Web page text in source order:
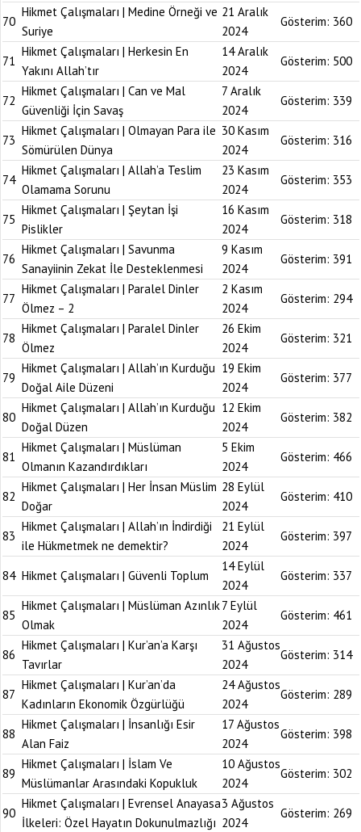
70
Hikmet Çalışmaları | Medine Örneği ve
Suriye
21 Aralık
2024
Gösterim: 360
71
Hikmet Çalışmaları | Herkesin En
Yakını Allah’tır
14 Aralık
2024
Gösterim: 500
72
Hikmet Çalışmaları | Can ve Mal
Güvenliği İçin Savaş
7 Aralık
2024
Gösterim: 339
73
Hikmet Çalışmaları | Olmayan Para ile
Sömürülen Dünya
30 Kasım
2024
Gösterim: 316
74
Hikmet Çalışmaları | Allah’a Teslim
Olamama Sorunu
23 Kasım
2024
Gösterim: 353
75
Hikmet Çalışmaları | Şeytan İşi
Pislikler
16 Kasım
2024
Gösterim: 318
76
Hikmet Çalışmaları | Savunma
Sanayiinin Zekat İle Desteklenmesi
9 Kasım
2024
Gösterim: 391
77
Hikmet Çalışmaları | Paralel Dinler
Ölmez – 2
2 Kasım
2024
Gösterim: 294
78
Hikmet Çalışmaları | Paralel Dinler
Ölmez
26 Ekim
2024
Gösterim: 321
79
Hikmet Çalışmaları | Allah’ın Kurduğu
Doğal Aile Düzeni
19 Ekim
2024
Gösterim: 377
80
Hikmet Çalışmaları | Allah’ın Kurduğu
Doğal Düzen
12 Ekim
2024
Gösterim: 382
81
Hikmet Çalışmaları | Müslüman
Olmanın Kazandırdıkları
5 Ekim
2024
Gösterim: 466
82
Hikmet Çalışmaları | Her İnsan Müslim
Doğar
28 Eylül
2024
Gösterim: 410
83
Hikmet Çalışmaları | Allah’ın İndirdiği
ile Hükmetmek ne demektir?
21 Eylül
2024
Gösterim: 397
84 Hikmet Çalışmaları | Güvenli Toplum
14 Eylül
2024
Gösterim: 337
85
Hikmet Çalışmaları | Müslüman Azınlık
Olmak
7 Eylül
2024
Gösterim: 461
86
Hikmet Çalışmaları | Kur’an’a Karşı
Tavırlar
31 Ağustos
2024
Gösterim: 314
87
Hikmet Çalışmaları | Kur’an’da
Kadınların Ekonomik Özgürlüğü
24 Ağustos
2024
Gösterim: 289
88
Hikmet Çalışmaları | İnsanlığı Esir
Alan Faiz
17 Ağustos
2024
Gösterim: 398
89
Hikmet Çalışmaları | İslam Ve
Müslümanlar Arasındaki Kopukluk
10 Ağustos
2024
Gösterim: 302
90
Hikmet Çalışmaları | Evrensel Anayasa
İlkeleri: Özel Hayatın Dokunulmazlığı
3 Ağustos
2024
Gösterim: 269